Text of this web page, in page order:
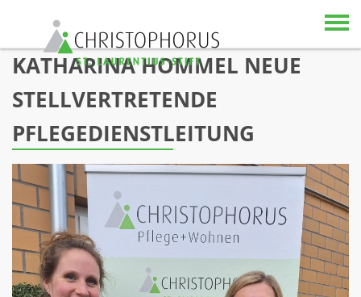
Skip to content
KATHARINA HOMMEL NEUE
STELLVERTRETENDE
PFLEGEDIENSTLEITUNG